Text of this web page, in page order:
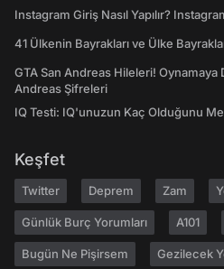
Instagram Giriş Nasıl Yapılır?
41 Ülkenin Bayrakları ve Ülke
GTA San Andreas Hileleri!
Andreas Şifreleri
IQ Testi: IQ'unuzun Kaç Olduğunu
Keşfet
Twitter Deprem Zam
Günlük Burç Yorumları A101
Bugün Ne Pişirsem Gezilecek